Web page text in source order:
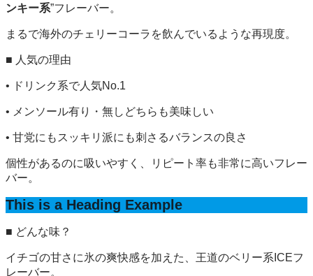
ンキー系”フレーバー。
まるで海外のチェリーコーラを飲んでいるような再現度。
■ 人気の理由
• ドリンク系で人気No.1
• メンソール有り・無しどちらも美味しい
• 甘党にもスッキリ派にも刺さるバランスの良さ
個性があるのに吸いやすく、リピート率も非常に高いフレー
バー。
This is a Heading Example
■ どんな味？
イチゴの甘さに氷の爽快感を加えた、王道のベリー系ICEフ
レーバー。